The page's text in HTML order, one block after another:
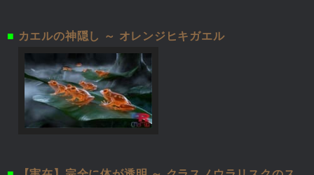
■ カエルの神隠し ～ オレンジヒキガエル